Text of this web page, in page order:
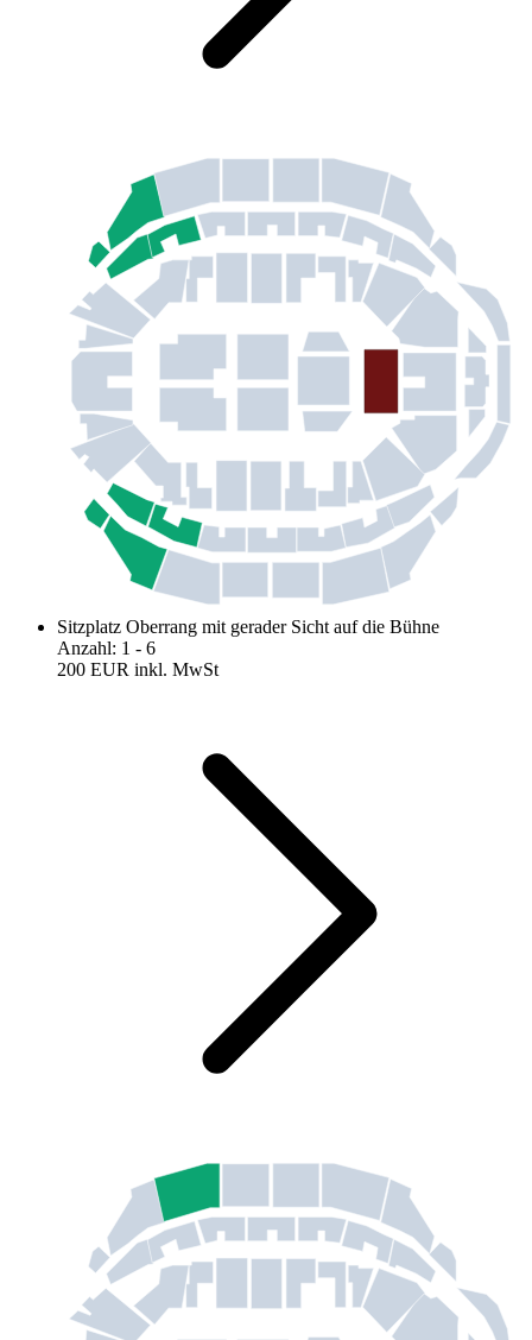
Sitzplatz Oberrang mit gerader Sicht auf die Bühne
Anzahl: 1 - 6
200 EUR inkl. MwSt